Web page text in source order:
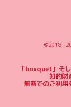
©2018 -
「bouquet」そ
知的財
無断でのご利用